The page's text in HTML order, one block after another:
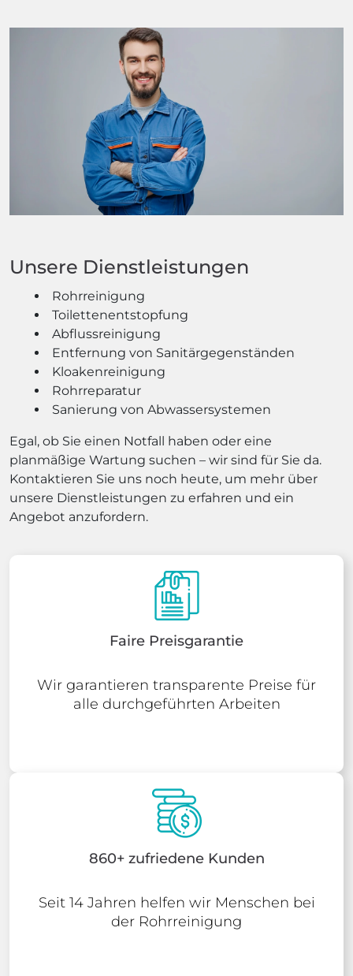
Unsere Dienstleistungen
Rohrreinigung
Toilettenentstopfung
Abflussreinigung
Entfernung von Sanitärgegenständen
Kloakenreinigung
Rohrreparatur
Sanierung von Abwassersystemen
Egal, ob Sie einen Notfall haben oder eine
planmäßige Wartung suchen – wir sind für Sie da.
Kontaktieren Sie uns noch heute, um mehr über
unsere Dienstleistungen zu erfahren und ein
Angebot anzufordern.
Faire Preisgarantie
Wir garantieren transparente Preise für
alle durchgeführten Arbeiten
860+ zufriedene Kunden
Seit 14 Jahren helfen wir Menschen bei
der Rohrreinigung